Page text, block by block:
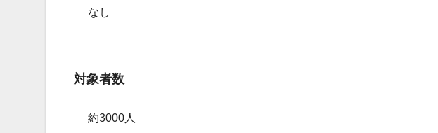
なし
対象者数
約3000人